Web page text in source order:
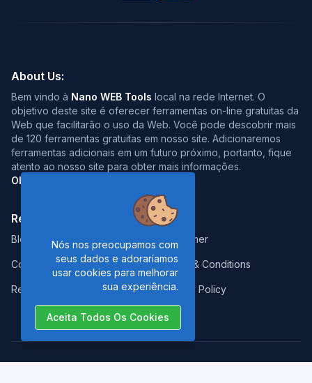
About Us:
Bem vindo à Nano WEB Tools local na rede Internet. O
objetivo deste site é oferecer ferramentas on-line gratuitas da
Web que facilitarão o uso da Web. Você pode descobrir mais
de 120 ferramentas gratuitas em nosso site. Adicionaremos
ferramentas adicionais em um futuro próximo, portanto, fique
atento ao nosso site para obter mais informações.
Obrigado pela visita :)
Resources:
Blog
Contact
Report Error
Legal:
Disclaimer
Terms & Conditions
Privacy Policy
Nós nos preocupamos com
seus dados e adoraríamos
usar cookies para melhorar
sua experiência.
Aceita Todos Os Cookies